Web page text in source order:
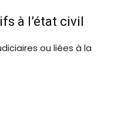
à l’état civil
ou liées à la